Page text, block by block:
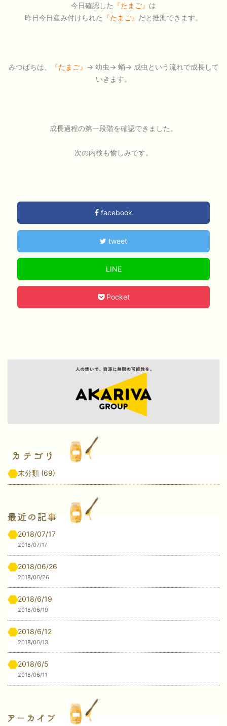
今日確認した 『たまご』 は
昨日今日産み付けられた 『たまご』 だと推測できます。
みつばちは、 『たまご』 → 幼虫→ 蛹→ 成虫という流れで成長して
いきます。
成長過程の第一段階を確認できました。
次の内検も愉しみです。
facebook
tweet
LINE
Pocket
未分類 (69)
2018/07/17
2018/07/17
2018/06/26
2018/06/26
2018/6/19
2018/06/19
2018/6/12
2018/06/13
2018/6/5
2018/06/11